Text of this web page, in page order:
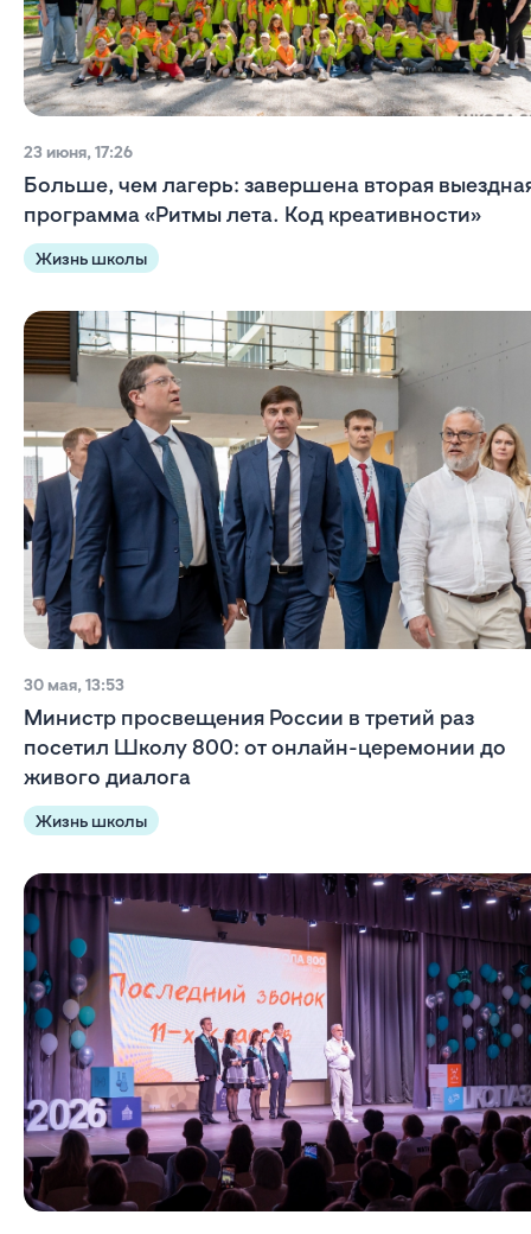
23 июня, 17:26
Больше, чем лагерь: завершена вторая
программа «Ритмы лета. Код креативности»
Жизнь школы
30 мая, 13:53
Министр просвещения России в третий раз
посетил Школу 800: от онлайн-церемонии до
живого диалога
Жизнь школы